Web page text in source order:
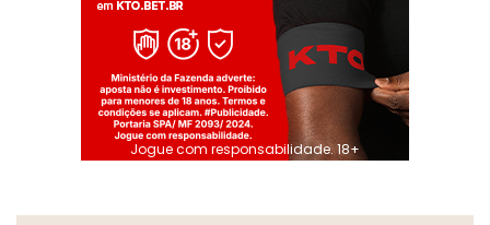
Jogue com responsabilidade. 18+